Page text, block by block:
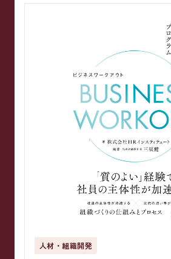
人材・組織開発